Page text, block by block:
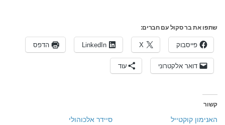
שתפו את בר סקול עם חברים:
פייסבוק X
LinkedIn הדפס
דואר אלקטרוני עוד
קשור
האנימון קוקטייל
סיידר אלכוהולי